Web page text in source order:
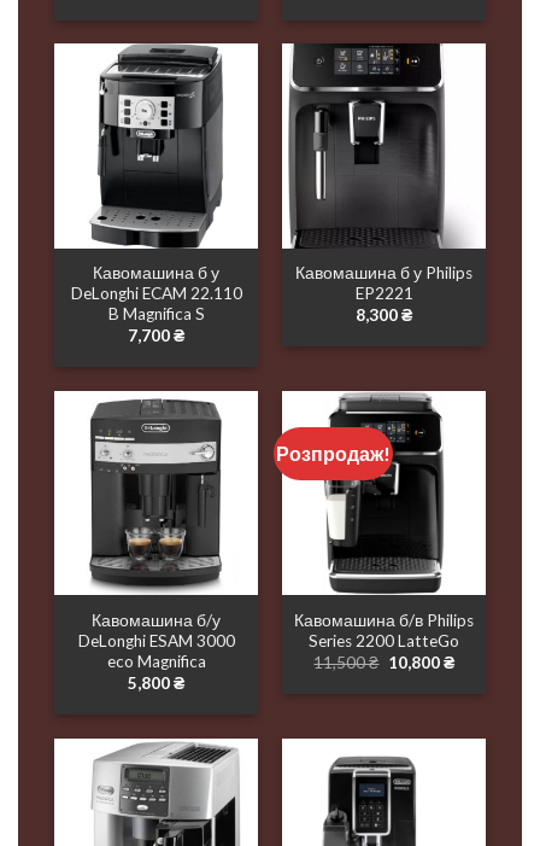
Кавомашина б у
DeLonghi ECAM 22.110
B Magnifica S
7,700₴
Кавомашина б у Philips
EP2221
8,300₴
Кавомашина б/у
DeLonghi ESAM 3000
eco Magnifica
5,800₴
Розпродаж!
Кавомашина б/в Philips
Series 2200 LatteGo
11,500₴ Оригінальна
ціна:
10,800₴Поточна